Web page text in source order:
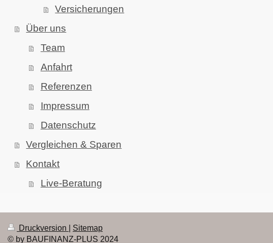
Versicherungen
Über uns
Team
Anfahrt
Referenzen
Impressum
Datenschutz
Vergleichen & Sparen
Kontakt
Live-Beratung
Druckversion
Sitemap
© by BAUFINANZ-PLUS 2024